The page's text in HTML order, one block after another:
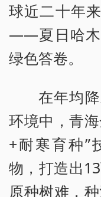
球近二十年
——夏日哈木
绿色答卷。
在年均
环境中，青
+耐寒育种”
物，打造出
原种树难，